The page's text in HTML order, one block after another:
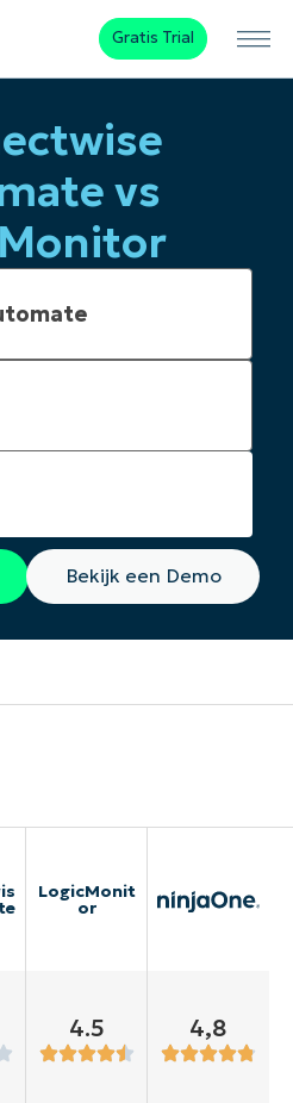
Gratis Trial
vs
Bekijk een Demo
LogicMonit
or
4.5 4,8